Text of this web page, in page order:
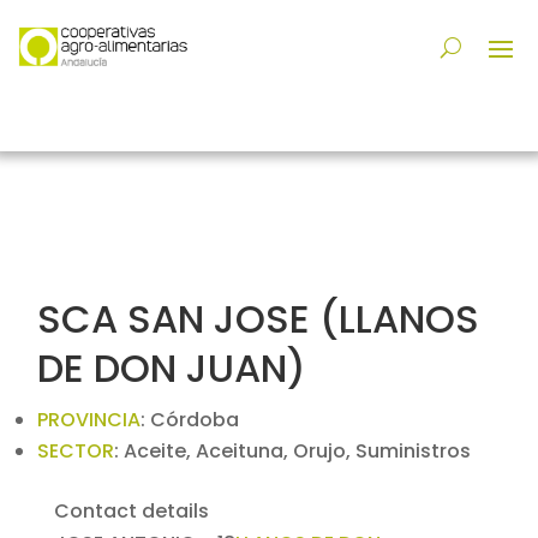
SCA SAN JOSE (LLANOS
DE DON JUAN)
PROVINCIA: Córdoba
SECTOR: Aceite, Aceituna, Orujo, Suministros
Contact details